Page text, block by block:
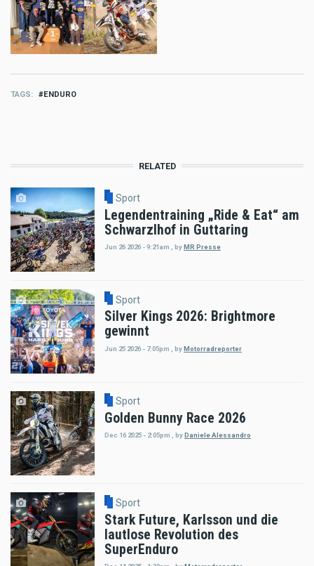
TAGS ENDURO
RELATED
Sport
Legendentraining „Ride & Eat“ am
Schwarzlhof in Guttaring
Jun 26 2026 - 9:21am byMR Presse
Sport
Silver Kings 2026: Brightmore
gewinnt
Jun 25 2026 - 7:05pm byMotorradreporter
Sport
Golden Bunny Race 2026
Dec 16 2025 - 2:05pm , by Daniele Alessandro
Sport
Stark Future, Karlsson und die
lautlose Revolution des
SuperEnduro